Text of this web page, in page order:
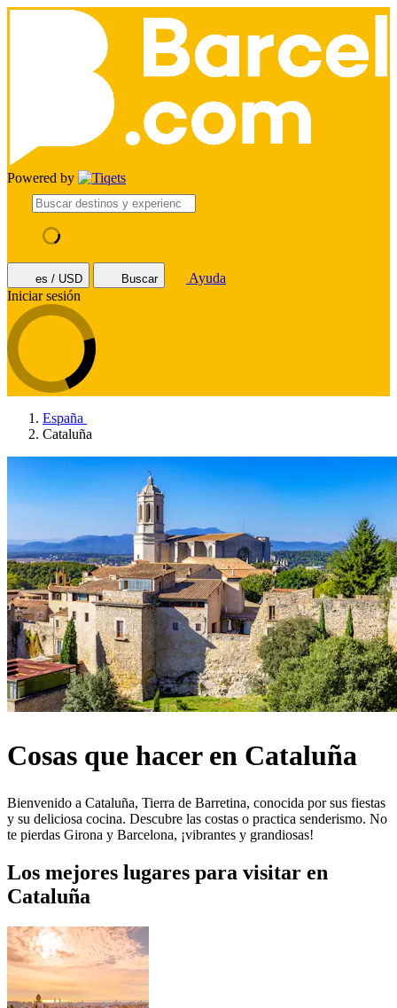
Powered by
es / USD Buscar
Ayuda
Iniciar sesión
España
Cataluña
Cosas que hacer en Cataluña
Bienvenido a Cataluña, Tierra de Barretina, conocida por sus fiestas
y su deliciosa cocina. Descubre las costas o practica senderismo. No
te pierdas Girona y Barcelona, ¡vibrantes y grandiosas!
Los mejores lugares para visitar en
Cataluña